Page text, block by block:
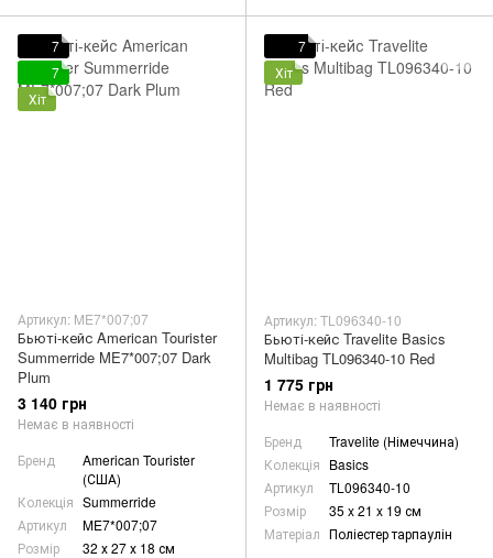
7
7
Хіт
Артикул: ME7*007;07
Бьюті-кейс American Tourister
Summerride ME7*007;07 Dark
Plum
3 140 грн
Немає в наявності
Бренд
American Tourister
(США)
Колекція Summerride
Артикул
ME7*007;07
Розмір
32 х 27 х 18 см
7
Хіт
Артикул: TL096340-10
Бьюті-кейс Travelite Basics
Multibag TL096340-10 Red
1 775 грн
Немає в наявності
Бренд
Travelite (Німеччина)
Колекція Basics
Артикул
TL096340-10
Розмір
35 x 21 x 19 см
Матеріал Поліестер тарпаулін